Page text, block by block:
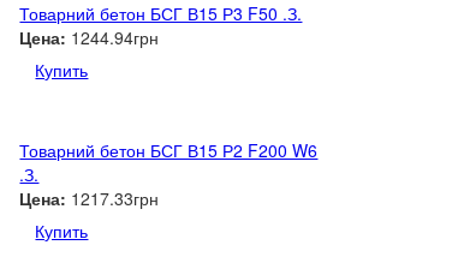
Товарний бетон БСГ В15 Р3 F50 .З.
Цена: 1244.94грн
Купить
Товарний бетон БСГ В15 Р2 F200 W6
.З.
Цена: 1217.33грн
Купить